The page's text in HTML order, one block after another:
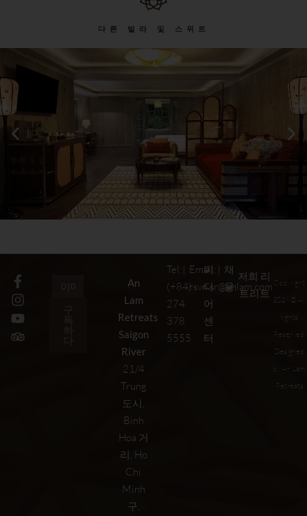
다른 빌라 및 스위트
Garden View Suite
An
Lam
Retreats
Saigon
River
21/4
Trung
도시,
Binh
Hoa 거
리, Ho
Chi
Minh
구,
Tel:
(+84)
274
378
5555
| Email:
rsvn.sr@anlam.com
미
디
어
센
터
| 채
용
저희 리
트리트
Copyright
2026 © All
rights
Reserved.
Designed
by An Lam
Retreats